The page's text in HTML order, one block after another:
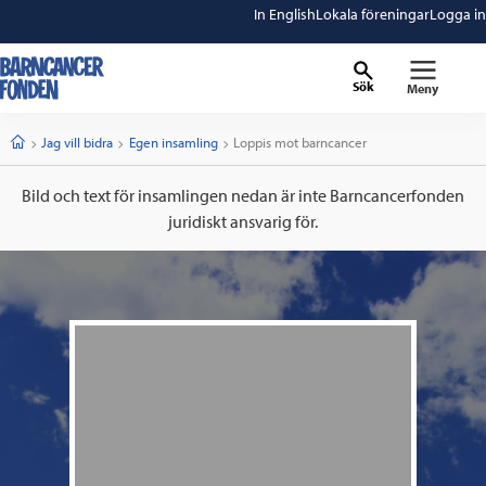
In EnglishLokala föreningarLogga in
Sök Meny
StartJag vill bidra Egen insamling Current:
Loppis mot barncancer
Bild och text för insamlingen nedan är inte Barncancerfonden
juridiskt ansvarig för.